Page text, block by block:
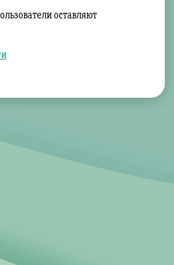
оставляют